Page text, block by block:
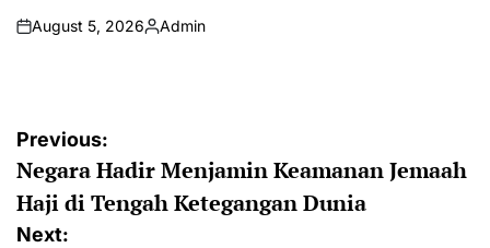
on
August 5, 2026
Posted
Admin
Post
navigation
Previous:
Negara Hadir Menjamin Keamanan Jemaah
Haji di Tengah Ketegangan Dunia
Next: